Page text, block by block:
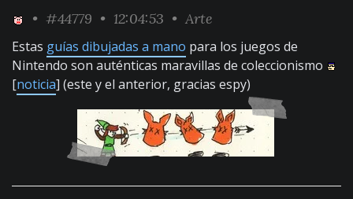
• #44779 • 12:04:53 • Arte
Estas guías dibujadas a mano para los juegos de
Nintendo son auténticas maravillas de coleccionismo
[noticia] (este y el anterior, gracias espy)